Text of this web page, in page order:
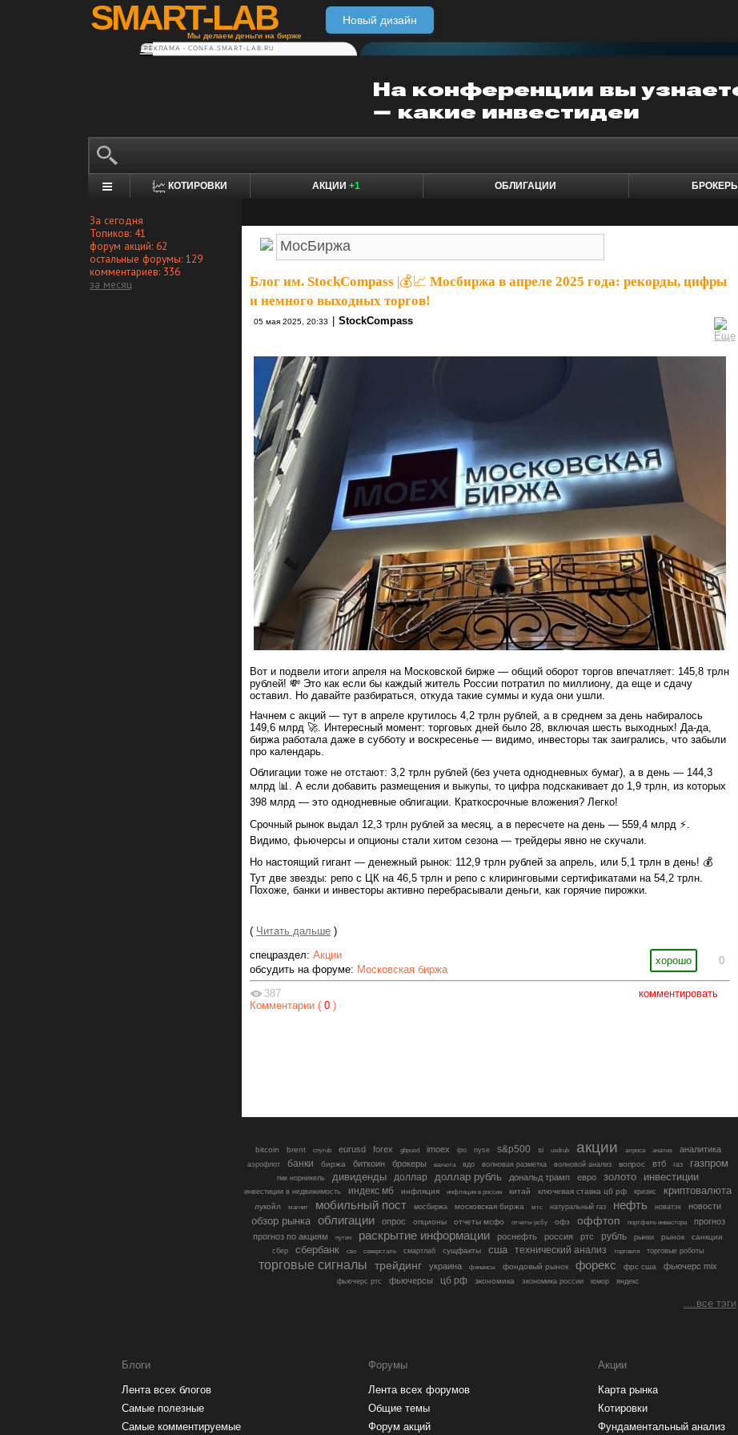
SMART-LAB
Мы делаем деньги на бирже
Новый дизайн
РЕКЛАМА • CONFA.SMART-LAB.RU
КОТИРОВКИ АКЦИИ +1 ОБЛИГАЦИИ БРОКЕРЫ
За сегодня
Топиков: 41
форум акций: 62
остальные форумы: 129
комментариев: 336
за месяц
Блог им. StockCompass 💰📈 Мосбиржа в апреле 2025 года: рекорды, цифры
и немного выходных торгов!
05 мая 2025, 20:33 StockCompass
Вот и подвели итоги апреля на Московской бирже — общий оборот торгов впечатляет: 145,8 трлн
рублей! 💸 Это как если бы каждый житель России потратил по миллиону, да еще и сдачу
оставил. Но давайте разбираться, откуда такие суммы и куда они ушли.
Начнем с акций — тут в апреле крутилось 4,2 трлн рублей, а в среднем за день набиралось
149,6 млрд 🚀. Интересный момент: торговых дней было 28, включая шесть выходных! Да-да,
биржа работала даже в субботу и воскресенье — видимо, инвесторы так заигрались, что забыли
про календарь.
Облигации тоже не отстают: 3,2 трлн рублей (без учета однодневных бумаг), а в день — 144,3
млрд 📊. А если добавить размещения и выкупы, то цифра подскакивает до 1,9 трлн, из которых
398 млрд — это однодневные облигации. Краткосрочные вложения? Легко!
Срочный рынок выдал 12,3 трлн рублей за месяц, а в пересчете на день — 559,4 млрд ⚡️.
Видимо, фьючерсы и опционы стали хитом сезона — трейдеры явно не скучали.
Но настоящий гигант — денежный рынок: 112,9 трлн рублей за апрель, или 5,1 трлн в день! 💰
Тут две звезды: репо с ЦК на 46,5 трлн и репо с клиринговыми сертификатами на 54,2 трлн.
Похоже, банки и инвесторы активно перебрасывали деньги, как горячие пирожки.
( Читать дальше )
хорошо 0
спецраздел: Акции
обсудить на форуме: Московская биржа
комментировать
387
Комментарии ( 0 )
bitcoin brent cnyrub eurusd forex gbpusd imoex ipo nyse s&p500 si usdrub акции алроса анализ аналитика
аэрофлот банки биржа биткоин брокеры валюта вдо волновая разметка волновой анализ вопрос втб газ газпром
гмк норникель дивиденды доллар доллар рубль дональд трамп евро золото инвестиции
инвестиции в недвижимость индекс мб инфляция инфляция в россии китай ключевая ставка цб рф кризис криптовалюта
лукойл магнит мобильный пост мосбиржа московская биржа мтс натуральный газ нефть новатэк новости
обзор рынка облигации опрос опционы отчеты мсфо отчеты рсбу офз оффтоп портфель инвестора
прогноз
прогноз по акциям
путин раскрытие информации роснефть россия ртс рубль рынки рынок санкции
сбер сбербанк сво северсталь смартлаб сущфакты сша технический анализ торговля торговые роботы
торговые сигналы трейдинг украина финансы фондовый рынок форекс фрс сша фьючерс mix
фьючерс ртс фьючерсы цб рф экономика экономика россии юмор яндекс
....все тэги
Блоги
Лента всех блогов
Самые полезные
Самые комментируемые
Форумы
Лента всех форумов
Общие темы
Форум акций
Акции
Карта рынка
Котировки
Фундаментальный анализ